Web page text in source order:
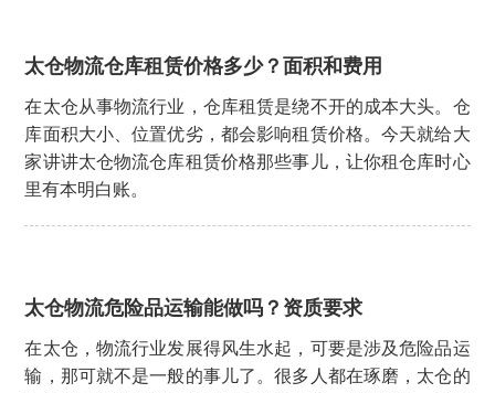
太仓物流仓库租赁价格多少？面积和费用
在太仓从事物流行业，仓库租赁是绕不开的成本大头。仓
库面积大小、位置优劣，都会影响租赁价格。今天就给大
家讲讲太仓物流仓库租赁价格那些事儿，让你租仓库时心
里有本明白账。
太仓物流危险品运输能做吗？资质要求
在太仓，物流行业发展得风生水起，可要是涉及危险品运
输，那可就不是一般的事儿了。很多人都在琢磨，太仓的